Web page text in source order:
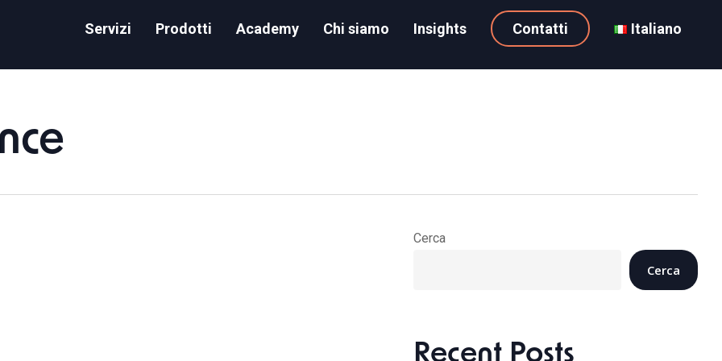
Servizi Prodotti Academy Chi siamo Insights Contatti Italiano
Cerca
Cerca